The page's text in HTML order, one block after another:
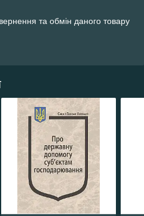
та обмін даного товару